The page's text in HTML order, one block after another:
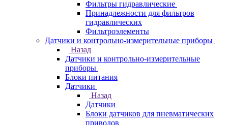
Фильтры гидравлические
Принадлежности для фильтров
гидравлических
Фильтроэлементы
Датчики и контрольно-измерительные приборы
Назад
Датчики и контрольно-измерительные
приборы
Блоки питания
Датчики
Назад
Датчики
Блоки датчиков для пневматических
приводов